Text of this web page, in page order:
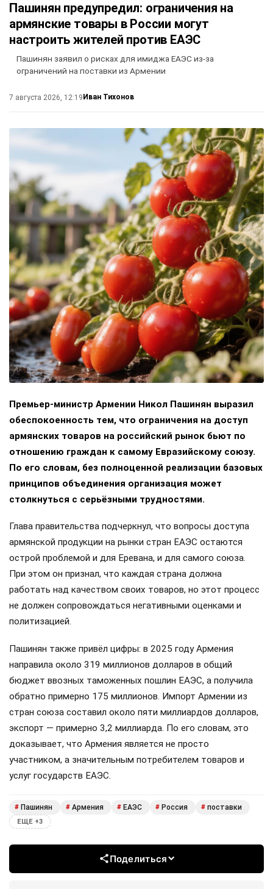
Пашинян предупредил: ограничения на
армянские товары в России могут
настроить жителей против ЕАЭС
Пашинян заявил о рисках для имиджа ЕАЭС из-за
ограничений на поставки из Армении
7 августа 2026, 12:19 Иван Тихонов
Премьер-министр Армении Никол Пашинян выразил
обеспокоенность тем, что ограничения на доступ
армянских товаров на российский рынок бьют по
отношению граждан к самому Евразийскому союзу.
По его словам, без полноценной реализации базовых
принципов объединения организация может
столкнуться с серьёзными трудностями.
Глава правительства подчеркнул, что вопросы доступа
армянской продукции на рынки стран ЕАЭС остаются
острой проблемой и для Еревана, и для самого союза.
При этом он признал, что каждая страна должна
работать над качеством своих товаров, но этот процесс
не должен сопровождаться негативными оценками и
политизацией.
Пашинян также привёл цифры: в 2025 году Армения
направила около 319 миллионов долларов в общий
бюджет ввозных таможенных пошлин ЕАЭС, а получила
обратно примерно 175 миллионов. Импорт Армении из
стран союза составил около пяти миллиардов долларов,
экспорт — примерно 3,2 миллиарда. По его словам, это
доказывает, что Армения является не просто
участником, а значительным потребителем товаров и
услуг государств ЕАЭС.
# Пашинян # Армения # ЕАЭС # Россия # поставки
ЕЩЕ +3
Поделиться